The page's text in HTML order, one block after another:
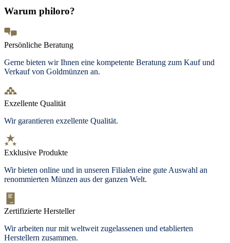
Warum philoro?
Persönliche Beratung
Gerne bieten wir Ihnen eine kompetente Beratung zum Kauf und
Verkauf von Goldmünzen an.
Exzellente Qualität
Wir garantieren exzellente Qualität.
Exklusive Produkte
Wir bieten online und in unseren Filialen eine gute Auswahl an
renommierten Münzen aus der ganzen Welt.
Zertifizierte Hersteller
Wir arbeiten nur mit weltweit zugelassenen und etablierten
Herstellern zusammen.